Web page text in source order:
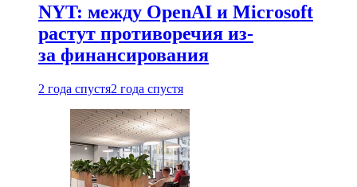
NYT: между OpenAI и Microsoft
растут противоречия из-
за финансирования
2 года спустя2 года спустя